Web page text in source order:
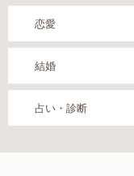
恋愛
結婚
占い・診断